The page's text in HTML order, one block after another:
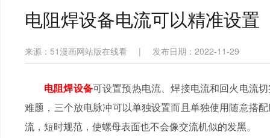
电阻焊设备电流可以精准设置
来源：51漫画网站版在线看 | 发布日期：2022-11-29
电阻焊设备可设置预热电流、焊接电流和回火电
难题，三个放电脉冲可以单独设置而且单独使用随意搭配
流，短时规范，使螺母表面也不会像交流机似的发黑。